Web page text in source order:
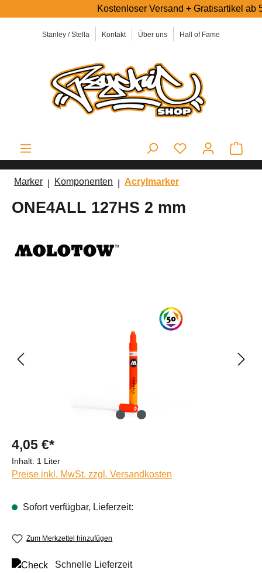
Stanley / Stella Kontakt Über uns Hall of Fame
Kostenloser Versand + Gratisartikel ab
Marker Komponenten Acrylmarker
ONE4ALL 127HS 2 mm
4,05 €*
Inhalt: 1 Liter
Preise inkl. MwSt. zzgl. Versandkosten
Sofort verfügbar, Lieferzeit:
Zum Merkzettel hinzufügen
Schnelle Lieferzeit